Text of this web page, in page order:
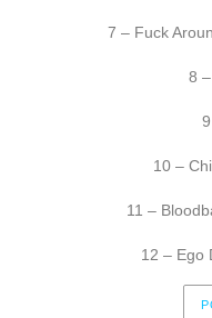
7 – Fuck
8
10 –
11 –
12 – Ego